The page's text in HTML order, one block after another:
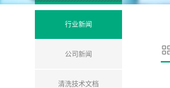
行业新闻
公司新闻
清洗技术文档